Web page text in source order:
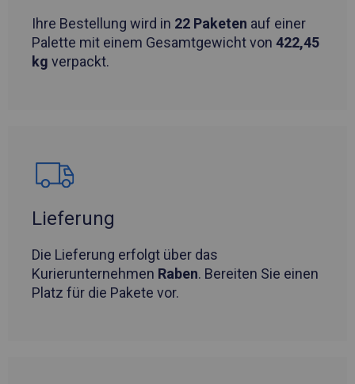
Ihre Bestellung wird in 22 Paketen auf einer
Palette mit einem Gesamtgewicht von 422,45
kg verpackt.
Lieferung
Die Lieferung erfolgt über das
Kurierunternehmen Raben. Bereiten Sie einen
Platz für die Pakete vor.